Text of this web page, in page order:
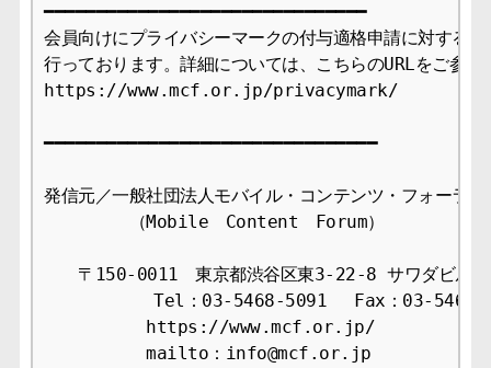
━━━━━━━━━━━━━━━━━━━━━━━━━━━━━━━
会員向けにプライバシーマークの付与適格申請に対する審
行っております。詳細については、こちらのURLをご参照
https://www.mcf.or.jp/privacymark/
━━━━━━━━━━━━━━━━━━━━━━━━━━━━━━━━
発信元／一般社団法人モバイル・コンテンツ・フォーラム
（Mobile　Content　Forum）
〒150-0011　東京都渋谷区東3-22-8 サワダビル
Tel：03-5468-5091　 Fax：03-5468-
https://www.mcf.or.jp/
mailto：info@mcf.or.jp